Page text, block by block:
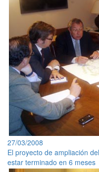
27/03/2008
El proyecto de ampliación
estar terminado en 6 meses